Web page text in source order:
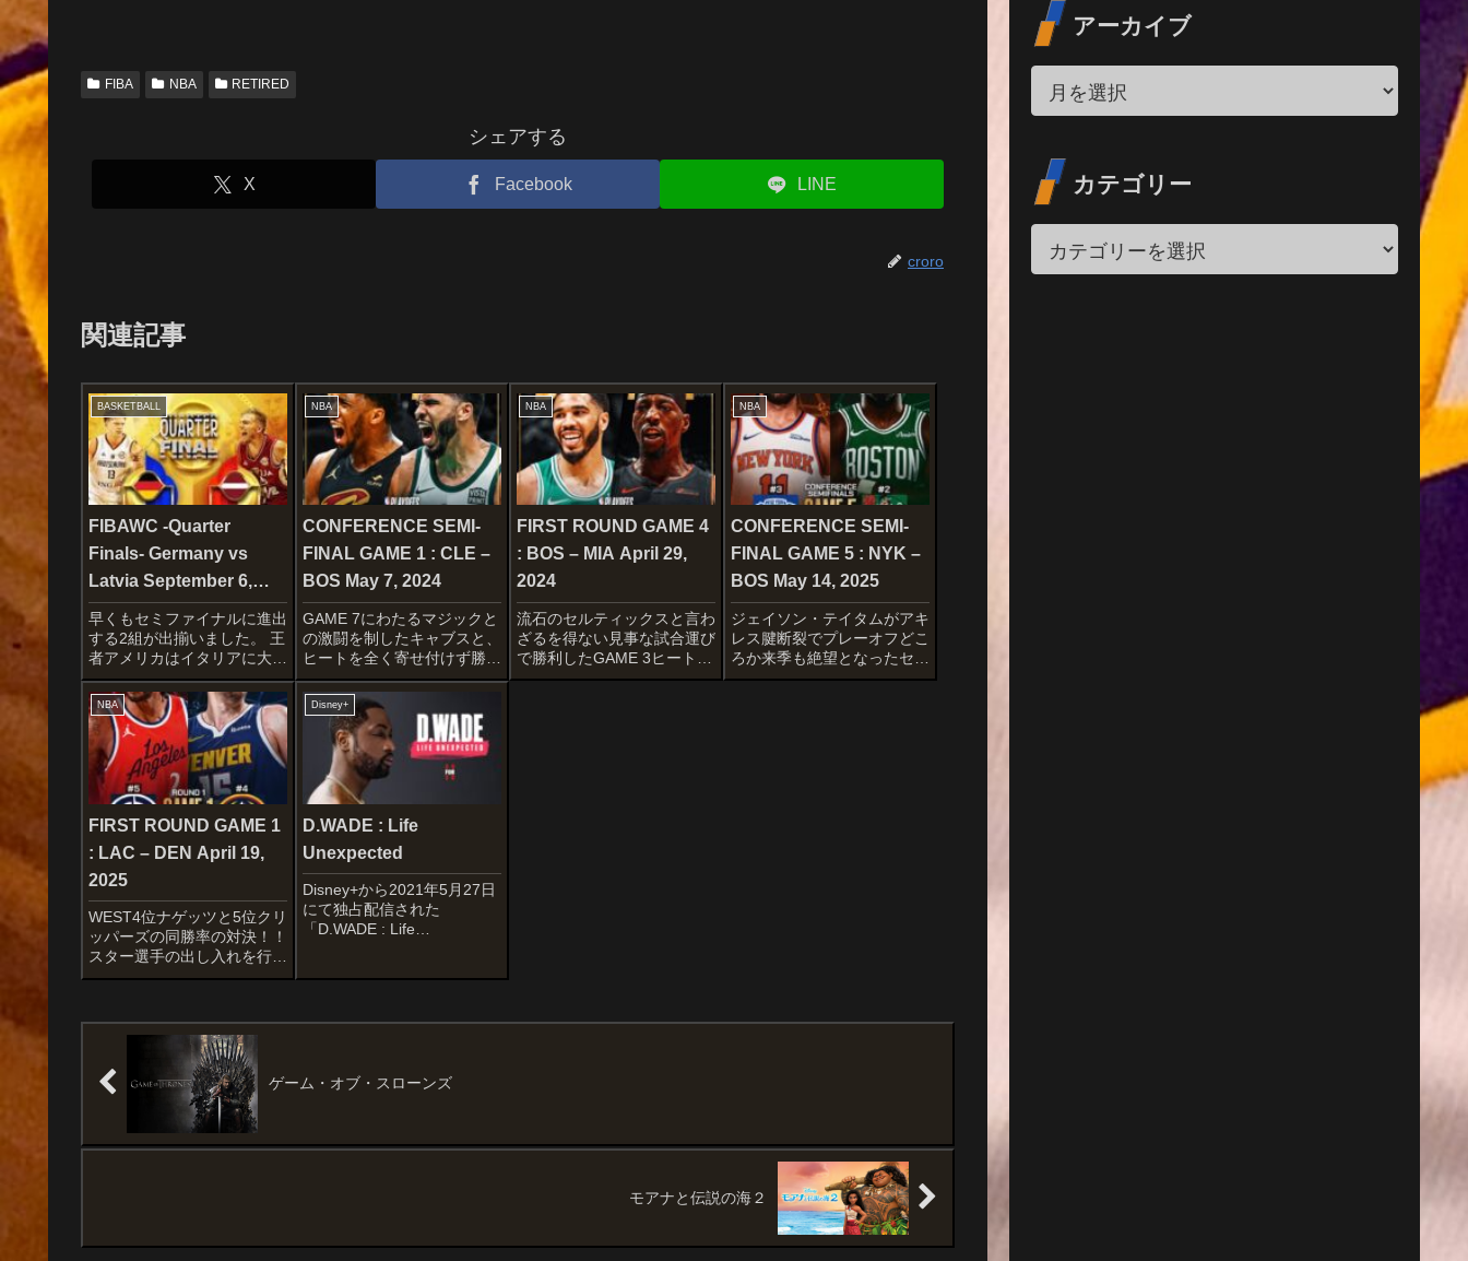
FIBA NBA RETIRED
シェアする
X Facebook LINE
croro
関連記事
BASKETBALL
FIBAWC -Quarter
Finals- Germany vs
Latvia September 6,
2023
早くもセミファイナルに進出
する2組が出揃いました。 王
者アメリカはイタリアに大勝
をおさめ、グループリーグで
アメリカに競り勝ったリトア
ニアに対し接戦をモノにした
セルビアが駒を進めていま
す。Semi-finals picture is
half...
NBA
CONFERENCE SEMI-
FINAL GAME 1 : CLE –
BOS May 7, 2024
GAME 7にわたるマジックと
の激闘を制したキャブスと、
ヒートを全く寄せ付けず勝利
したセルティックスの一戦で
す！！レブロンがキャブスに
いた2018年以来のプレイオ
フでの対戦ということです
wSTARTERSCLECELAND
CAVERIER...
NBA
FIRST ROUND GAME 4
: BOS – MIA April 29,
2024
流石のセルティックスと言わ
ざるを得ない見事な試合運び
で勝利したGAME 3ヒートの
得点力不足が完全に表面化し
NBA
CONFERENCE SEMI-
FINAL GAME 5 : NYK –
BOS May 14, 2025
ジェイソン・テイタムがアキ
レス腱断裂でプレーオフどこ
ろか来季も絶望となったセル
ティックス。ホームで挽回な
NBA
FIRST ROUND GAME 1
: LAC – DEN April 19,
2025
WEST4位ナゲッツと5位クリ
ッパーズの同勝率の対決！！
スター選手の出し入れを行い
万全の体制を整えたクリッパ
ドですよね〜
STARTERSLOS ANGELES
CLIPPERSJames ...
Disney+
D.WADE : Life
Unexpected
Disney+から2021年5月27日
にて独占配信された
「D.WADE : Life
ルス本編:96分出演:ドウェイ
ゲーム・オブ・スローンズ
モアナと伝説の海２
アーカイブ
カテゴリー